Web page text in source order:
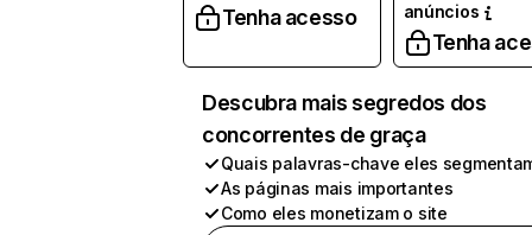
Tenha acesso
anúncios
Tenha
Descubra mais segredos dos
concorrentes de graça
Quais palavras-chave eles
As páginas mais importantes
Como eles monetizam o site